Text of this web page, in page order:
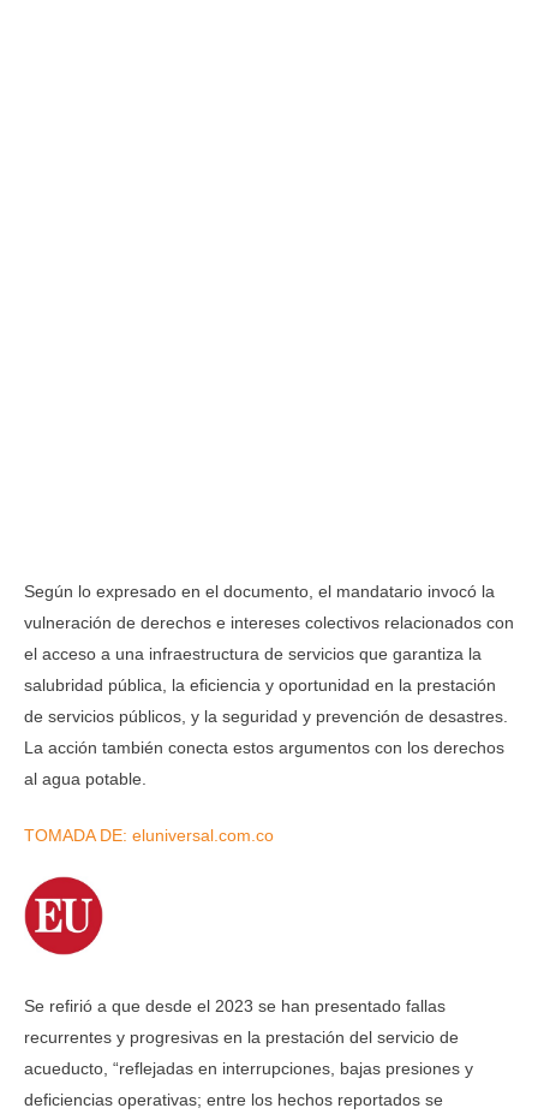
Según lo expresado en el documento, el mandatario invocó la
vulneración de derechos e intereses colectivos relacionados con
el acceso a una infraestructura de servicios que garantiza la
salubridad pública, la eficiencia y oportunidad en la prestación
de servicios públicos, y la seguridad y prevención de desastres.
La acción también conecta estos argumentos con los derechos
al agua potable.
TOMADA DE: eluniversal.com.co
Se refirió a que desde el 2023 se han presentado fallas
recurrentes y progresivas en la prestación del servicio de
acueducto, “reflejadas en interrupciones, bajas presiones y
deficiencias operativas; entre los hechos reportados se